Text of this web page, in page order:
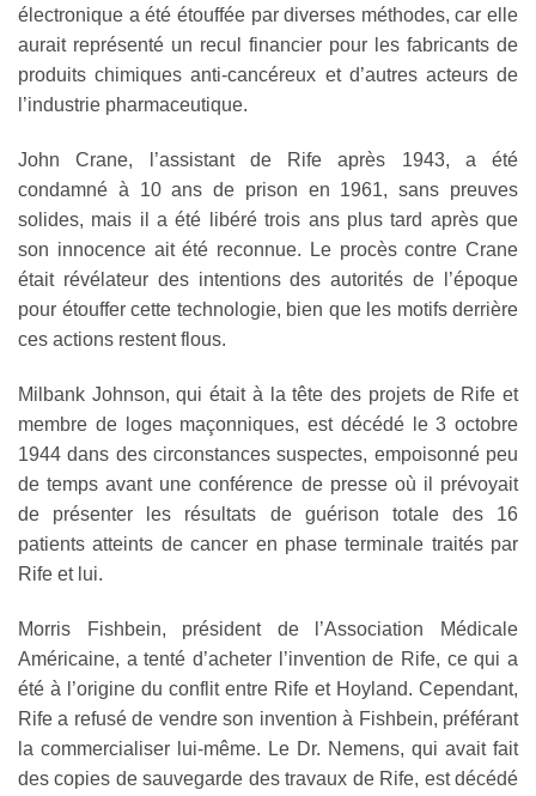
électronique a été étouffée par diverses méthodes, car elle
aurait représenté un recul financier pour les fabricants de
produits chimiques anti-cancéreux et d’autres acteurs de
l’industrie pharmaceutique.
John Crane, l’assistant de Rife après 1943, a été
condamné à 10 ans de prison en 1961, sans preuves
solides, mais il a été libéré trois ans plus tard après que
son innocence ait été reconnue. Le procès contre Crane
était révélateur des intentions des autorités de l’époque
pour étouffer cette technologie, bien que les motifs derrière
ces actions restent flous.
Milbank Johnson, qui était à la tête des projets de Rife et
membre de loges maçonniques, est décédé le 3 octobre
1944 dans des circonstances suspectes, empoisonné peu
de temps avant une conférence de presse où il prévoyait
de présenter les résultats de guérison totale des 16
patients atteints de cancer en phase terminale traités par
Rife et lui.
Morris Fishbein, président de l’Association Médicale
Américaine, a tenté d’acheter l’invention de Rife, ce qui a
été à l’origine du conflit entre Rife et Hoyland. Cependant,
Rife a refusé de vendre son invention à Fishbein, préférant
la commercialiser lui-même. Le Dr. Nemens, qui avait fait
des copies de sauvegarde des travaux de Rife, est décédé